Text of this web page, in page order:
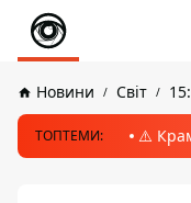
Новини Світ
ТОПТЕМИ: ⚠️